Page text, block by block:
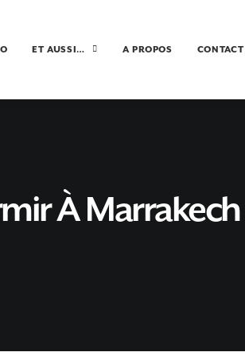
ET AUSSI… A PROPOS CONTACT
À Marrakech